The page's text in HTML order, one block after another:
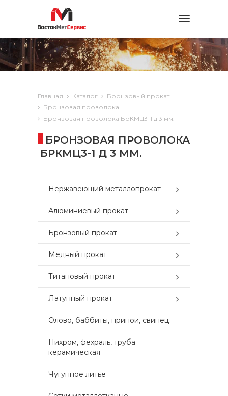
Toggle
Главная Каталог
Бронзовый прокат
Бронзовая проволока
Бронзовая проволока БрКМЦ3-1 д 3 мм.
БРОНЗОВАЯ ПРОВОЛОКА
БРКМЦ3-1 Д 3 ММ.
Нержавеющий металлопрокат
Алюминиевый прокат
Бронзовый прокат
Медный прокат
Титановый прокат
Латунный прокат
Олово, баббиты, припои, свинец
Нихром, фехраль, труба
керамическая
Чугунное литье